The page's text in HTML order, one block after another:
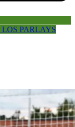
LOS PARLAYS